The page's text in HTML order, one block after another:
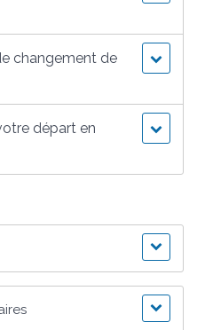
changement de
départ en